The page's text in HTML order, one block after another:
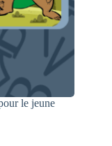
le jeune